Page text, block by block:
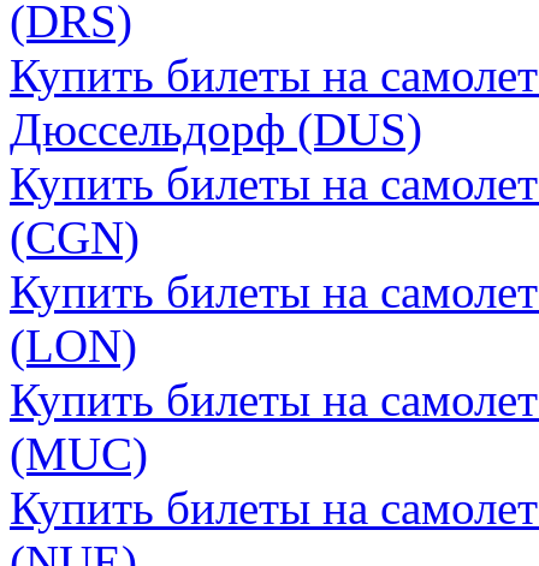
(DRS)
Купить билеты на
Дюссельдорф (DUS)
Купить билеты на
(CGN)
Купить билеты на
(LON)
Купить билеты на
(MUC)
Купить билеты на